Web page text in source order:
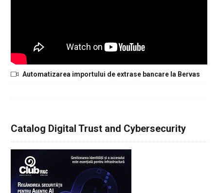
Automatizarea importului de extrase bancare la Bervas
Catalog Digital Trust and Cybersecurity